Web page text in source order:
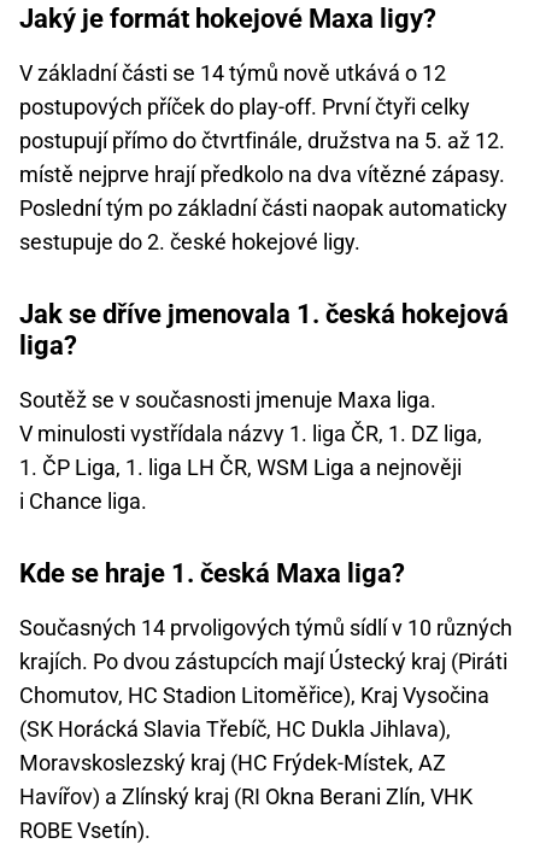
Jaký je formát hokejové Maxa ligy?
V základní části se 14 týmů nově utkává o 12
postupových příček do play-off. První čtyři celky
postupují přímo do čtvrtfinále, družstva na 5. až 12.
místě nejprve hrají předkolo na dva vítězné zápasy.
Poslední tým po základní části naopak automaticky
sestupuje do 2. české hokejové ligy.
Jak se dříve jmenovala 1. česká hokejová
liga?
Soutěž se v současnosti jmenuje Maxa liga.
V minulosti vystřídala názvy 1. liga ČR, 1. DZ liga,
1. ČP Liga, 1. liga LH ČR, WSM Liga a nejnověji
i Chance liga.
Kde se hraje 1. česká Maxa liga?
Současných 14 prvoligových týmů sídlí v 10 různých
krajích. Po dvou zástupcích mají Ústecký kraj (Piráti
Chomutov, HC Stadion Litoměřice), Kraj Vysočina
(SK Horácká Slavia Třebíč, HC Dukla Jihlava),
Moravskoslezský kraj (HC Frýdek-Místek, AZ
Havířov) a Zlínský kraj (RI Okna Berani Zlín, VHK
ROBE Vsetín).